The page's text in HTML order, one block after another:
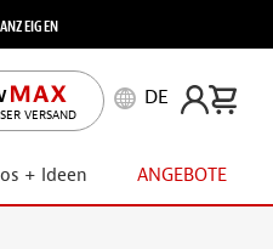
ANZEIGEN
VERSAND
DE
+ Ideen ANGEBOTE